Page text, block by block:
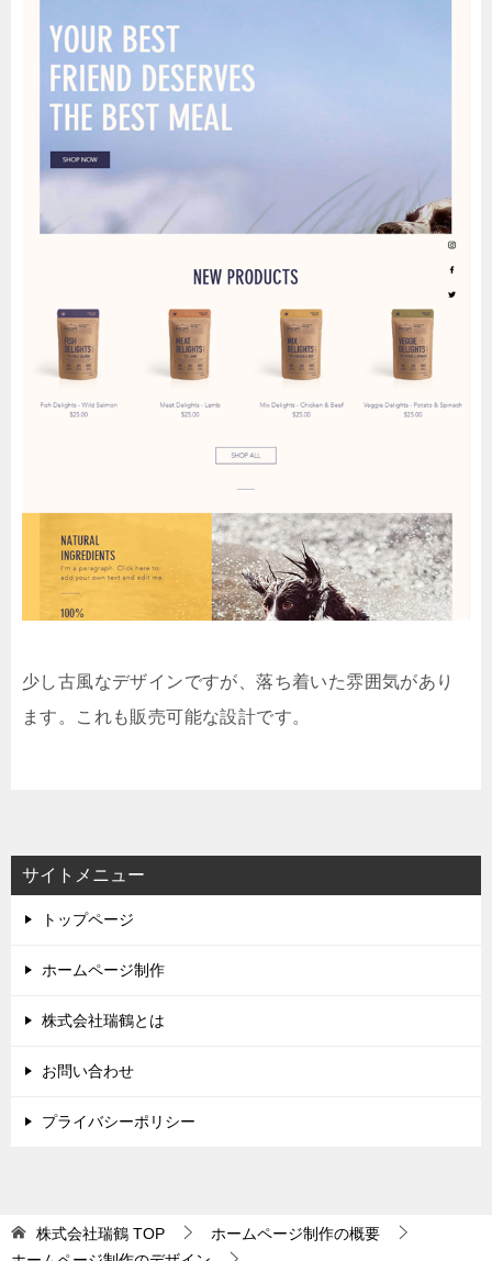
少し古風なデザインですが、落ち着いた雰囲気があり
ます。これも販売可能な設計です。
サイトメニュー
トップページ
ホームページ制作
株式会社瑞鶴とは
お問い合わせ
プライバシーポリシー
株式会社瑞鶴 TOP
ホームページ制作の概要